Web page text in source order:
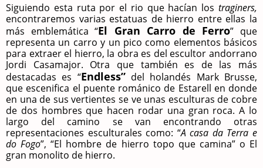
Siguiendo esta ruta por el rio que hacían los traginers,
encontraremos varias estatuas de hierro entre ellas la
más emblemática “El Gran Carro de Ferro” que
representa un carro y un pico como elementos básicos
para extraer el hierro, la obra es del escultor andorrano
Jordi Casamajor. Otra que también es de las más
destacadas es “Endless”del holandés Mark Brusse,
que escenifica el puente románico de Estarell en donde
en una de sus vertientes se ve unas esculturas de cobre
de dos hombres que hacen rodar una gran roca. A lo
largo del camino se van encontrando otras
representaciones esculturales como: “A casa da Terra e
do Fogo”, “El hombre de hierro topo que camina” o El
gran monolito de hierro.